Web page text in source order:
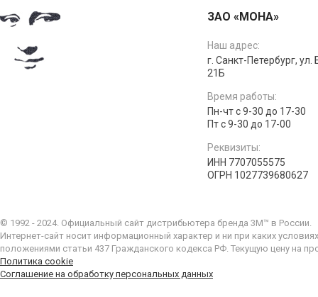
ЗАО «МОНА»
Наш адрес:
г. Санкт-Петербург,
21Б
Время работы:
Пн-чт с 9-30 до 17-30
Пт с 9-30 до 17-00
Реквизиты:
ИНН 7707055575
ОГРН 1027739680627
© 1992 - 2024. Официальный сайт дистрибьютера бренда 3M™ в России.
Интернет-сайт носит информационный характер и ни при каких
положениями статьи 437 Гражданского кодекса РФ. Текущую цену на
Политика cookie
Соглашение на обработку персональных данных